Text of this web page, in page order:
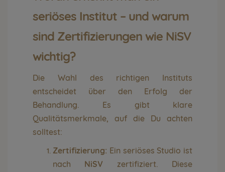
seriöses Institut – und warum
sind Zertifizierungen wie NiSV
wichtig?
Die Wahl des richtigen Instituts
entscheidet über den Erfolg der
Behandlung. Es gibt klare
Qualitätsmerkmale, auf die Du achten
solltest:
Zertifizierung: Ein seriöses Studio ist
nach NiSV zertifiziert. Diese